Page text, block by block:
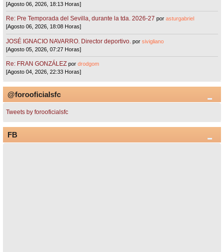
[Agosto 06, 2026, 18:13 Horas]
Re: Pre Temporada del Sevilla, durante la tda. 2026-27 porasturgabriel
[Agosto 06, 2026, 18:08 Horas]
JOSÉ IGNACIO NAVARRO. Director deportivo. porsivigliano
[Agosto 05, 2026, 07:27 Horas]
Re: FRAN GONZÁLEZ pordrodgom
[Agosto 04, 2026, 22:33 Horas]
@forooficialsfc
Tweets by forooficialsfc
FB